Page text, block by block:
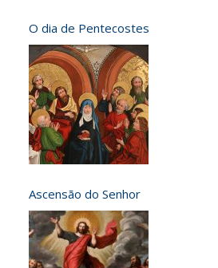
O dia de Pentecostes
Ascensão do Senhor